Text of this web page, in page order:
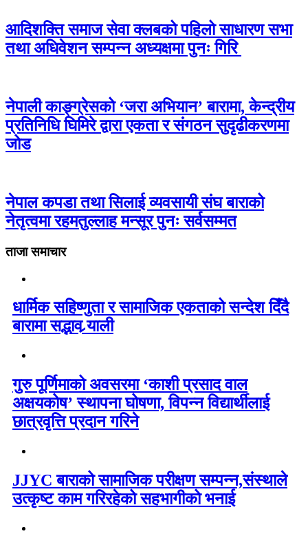
आदिशक्ति समाज सेवा क्लबको पहिलो साधारण सभा
तथा अधिवेशन सम्पन्न अध्यक्षमा पुनः गिरि
नेपाली काङ्ग्रेसको ‘जरा अभियान’ बारामा, केन्द्रीय
प्रतिनिधि घिमिरे द्वारा एकता र संगठन सुदृढीकरणमा
जोड
नेपाल कपडा तथा सिलाई व्यवसायी संघ बाराको
नेतृत्वमा रहमतुल्लाह मन्सूर पुनः सर्वसम्मत
ताजा समाचार
धार्मिक सहिष्णुता र सामाजिक एकताको सन्देश दिँदै
बारामा सद्भाव र्‍याली
गुरु पूर्णिमाको अवसरमा ‘काशी प्रसाद वाल
अक्षयकोष’ स्थापना घोषणा, विपन्न विद्यार्थीलाई
छात्रवृत्ति प्रदान गरिने
JJYC बाराको सामाजिक परीक्षण सम्पन्न,संस्थाले
उत्कृष्ट काम गरिरहेको सहभागीको भनाई